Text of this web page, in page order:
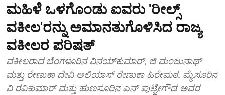
ಮಹಿಳೆ ಒಳಗೊಂಡು ಐವರು 'ರೀಲ್ಸ್‌
ವಕೀಲ'ರನ್ನು ಅಮಾನತುಗೊಳಿಸಿದ ರಾಜ್ಯ
ವಕೀಲರ ಪರಿಷತ್‌
ವಕೀಲರಾದ ಬೆಂಗಳೂರಿನ ವಿನಯ್‌ಕುಮಾರ್‌, ಜಿ ಮಂಜುನಾಥ್‌
ಮತ್ತು ರೇಣುಕಾ ದೇವಿ ಅಲಿಯಾಸ್‌ ರೇಣುಕಾ ಹಿರೇಮಠ, ಮೈಸೂರಿನ
ವಿ ರವಿಕುಮಾರ್‌ ಮತ್ತು ಹುಣಸೂರಿನ ಎನ್‌ ಪುಟ್ಟೇಗೌಡ ಅವರ